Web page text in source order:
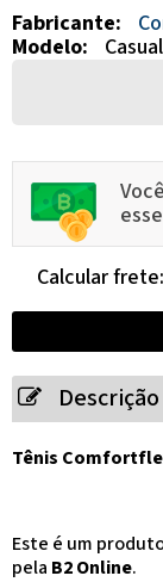
Fabricante:
Modelo:
Calcular frete:
Descrição
Tênis
Este é um
pela B2 Online.